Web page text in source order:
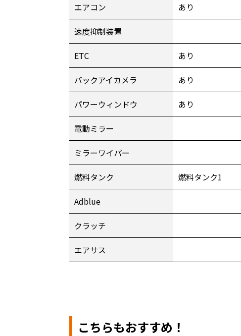
エアコン あり
速度抑制装置
ETC あり
バックアイカメラ あり
パワーウィンドウ あり
電動ミラー
ミラーワイパー
燃料タンク 燃料タンク1
Adblue
クラッチ
エアサス
こちらもおすすめ！